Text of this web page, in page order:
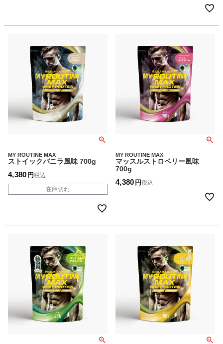
MY ROUTINE MAX
ストイックバニラ風味 700g
4,380
税込
在庫切れ
MY ROUTINE MAX
マッスルストロベリー風味
700g
4,380 税込